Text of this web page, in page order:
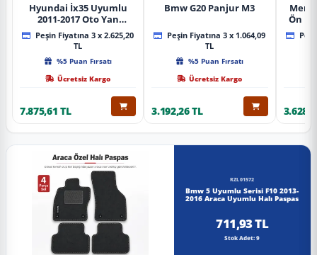
Hyundai İx35 Uyumlu
2011-2017 Oto Yan
Basamak Koruma Side
Step Bmw Style
Peşin Fiyatına 3 x 2.625,20
TL
%5 Puan Fırsatı
Ücretsiz Kargo
7.875,61 TL
Bmw G20 Panjur M3
Peşin Fiyatına 3 x 1.064,09
TL
%5 Puan Fırsatı
Ücretsiz Kargo
3.192,26 TL
Ön
RZL01572
Bmw 5 Uyumlu Serisi F10 2013-
2016 Araca Uyumlu Halı Paspas
711,93 TL
Stok Adet: 9